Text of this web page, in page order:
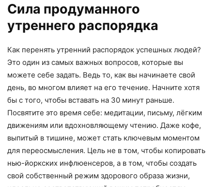
Сила продуманного
утреннего распорядка
Как перенять утренний распорядок успешных людей?
Это один из самых важных вопросов, которые вы
можете себе задать. Ведь то, как вы начинаете свой
день, во многом влияет на его течение. Начните хотя
бы с того, чтобы вставать на 30 минут раньше.
Посвятите это время себе: медитации, письму, лёгким
движениям или вдохновляющему чтению. Даже кофе,
выпитый в тишине, может стать ключевым моментом
для переосмысления. Цель не в том, чтобы копировать
нью-йоркских инфлюенсеров, а в том, чтобы создать
свой собственный режим здорового образа жизни,